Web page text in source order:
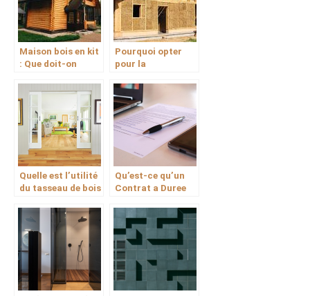
Maison bois en kit
: Que doit-on
Pourquoi opter
pour la
d’une maison en
paille ?
Quelle est l’utilité
du tasseau de bois
construction ?
Qu’est-ce qu’un
Contrat a Duree